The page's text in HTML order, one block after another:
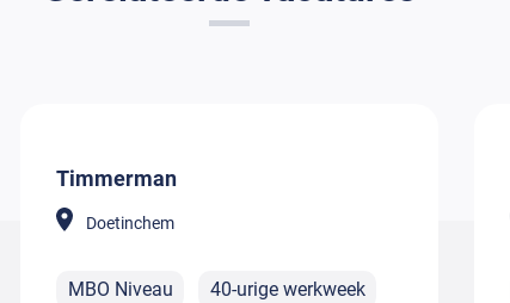
Timmerman
Doetinchem
MBO Niveau 40-urige werkweek